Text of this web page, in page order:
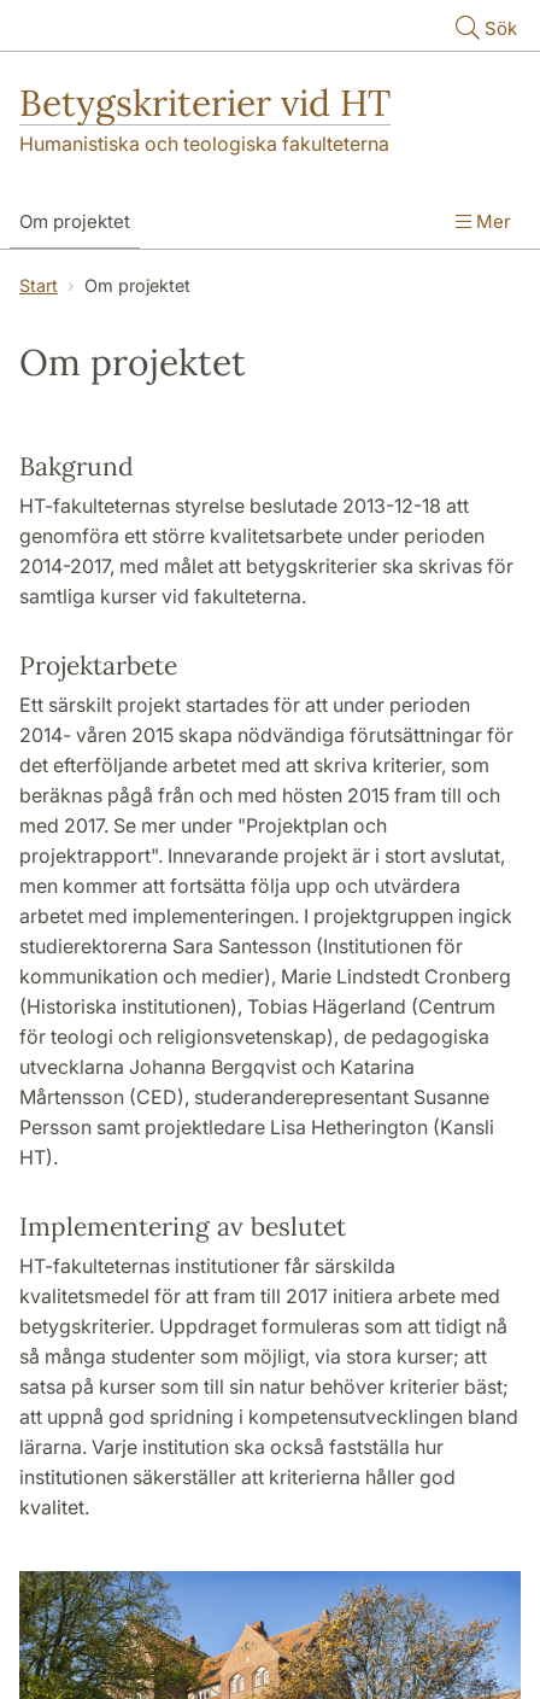
Sök
Betygskriterier vid HT
Humanistiska och teologiska fakulteterna
Om projektet
Projektplan och projektrapport
Mer
Start Om projektet
Om projektet
Bakgrund
HT-fakulteternas styrelse beslutade 2013-12-18 att
genomföra ett större kvalitetsarbete under perioden
2014-2017, med målet att betygskriterier ska skrivas för
samtliga kurser vid fakulteterna.
Projektarbete
Ett särskilt projekt startades för att under perioden
2014- våren 2015 skapa nödvändiga förutsättningar för
det efterföljande arbetet med att skriva kriterier, som
beräknas pågå från och med hösten 2015 fram till och
med 2017. Se mer under "Projektplan och
projektrapport". Innevarande projekt är i stort avslutat,
men kommer att fortsätta följa upp och utvärdera
arbetet med implementeringen. I projektgruppen ingick
studierektorerna Sara Santesson (Institutionen för
kommunikation och medier), Marie Lindstedt Cronberg
(Historiska institutionen), Tobias Hägerland (Centrum
för teologi och religionsvetenskap), de pedagogiska
utvecklarna Johanna Bergqvist och Katarina
Mårtensson (CED), studeranderepresentant Susanne
Persson samt projektledare Lisa Hetherington (Kansli
HT).
Implementering av beslutet
HT-fakulteternas institutioner får särskilda
kvalitetsmedel för att fram till 2017 initiera arbete med
betygskriterier. Uppdraget formuleras som att tidigt nå
så många studenter som möjligt, via stora kurser; att
satsa på kurser som till sin natur behöver kriterier bäst;
att uppnå god spridning i kompetensutvecklingen bland
lärarna. Varje institution ska också fastställa hur
institutionen säkerställer att kriterierna håller god
kvalitet.